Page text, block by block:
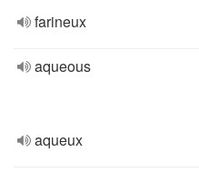
farineux
aqueous
aqueux